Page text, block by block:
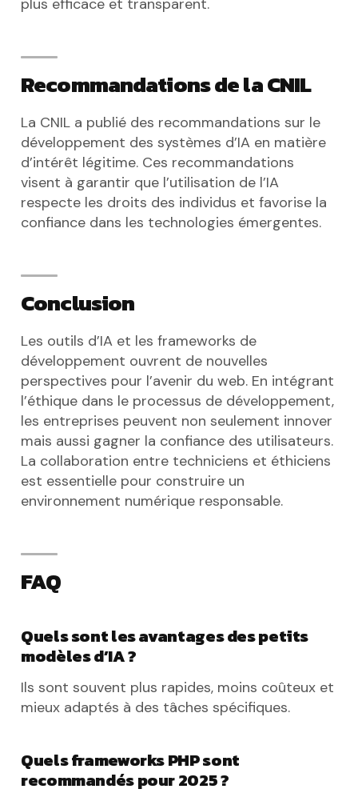
plus efficace et transparent.
Recommandations de la CNIL
La CNIL a publié des recommandations sur le
développement des systèmes d’IA en matière
d’intérêt légitime. Ces recommandations
visent à garantir que l’utilisation de l’IA
respecte les droits des individus et favorise la
confiance dans les technologies émergentes.
Conclusion
Les outils d’IA et les frameworks de
développement ouvrent de nouvelles
perspectives pour l’avenir du web. En intégrant
l’éthique dans le processus de développement,
les entreprises peuvent non seulement innover
mais aussi gagner la confiance des utilisateurs.
La collaboration entre techniciens et éthiciens
est essentielle pour construire un
environnement numérique responsable.
FAQ
Quels sont les avantages des petits
modèles d’IA ?
Ils sont souvent plus rapides, moins coûteux et
mieux adaptés à des tâches spécifiques.
Quels frameworks PHP sont
recommandés pour 2025 ?